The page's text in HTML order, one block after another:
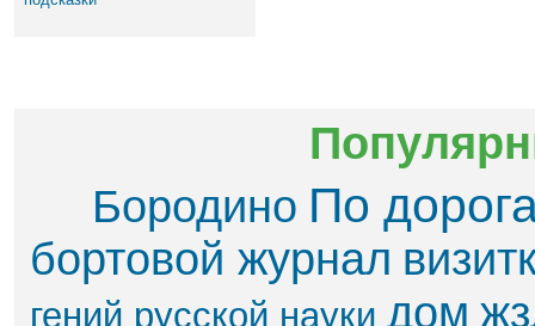
Бородино По
бортовой журнал
гений русской науки дом